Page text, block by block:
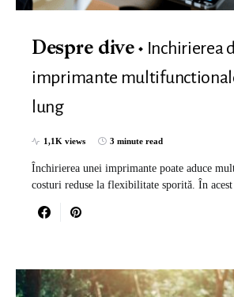
Despre dive
Inchirierea
imprimante
lung
1,1K views 3 minute read
Închirierea unei imprimante poate aduce
costuri reduse la flexibilitate sporită. În